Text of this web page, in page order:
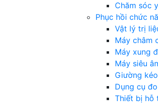
Chăm sóc
Phục hồi chức
Vật lý trị
Máy châm
Máy xung
Máy siêu
Giường
Dụng cụ
Thiết bị hỗ